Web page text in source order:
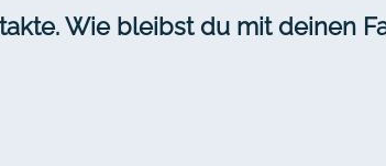
Wie bleibst du mit deinen